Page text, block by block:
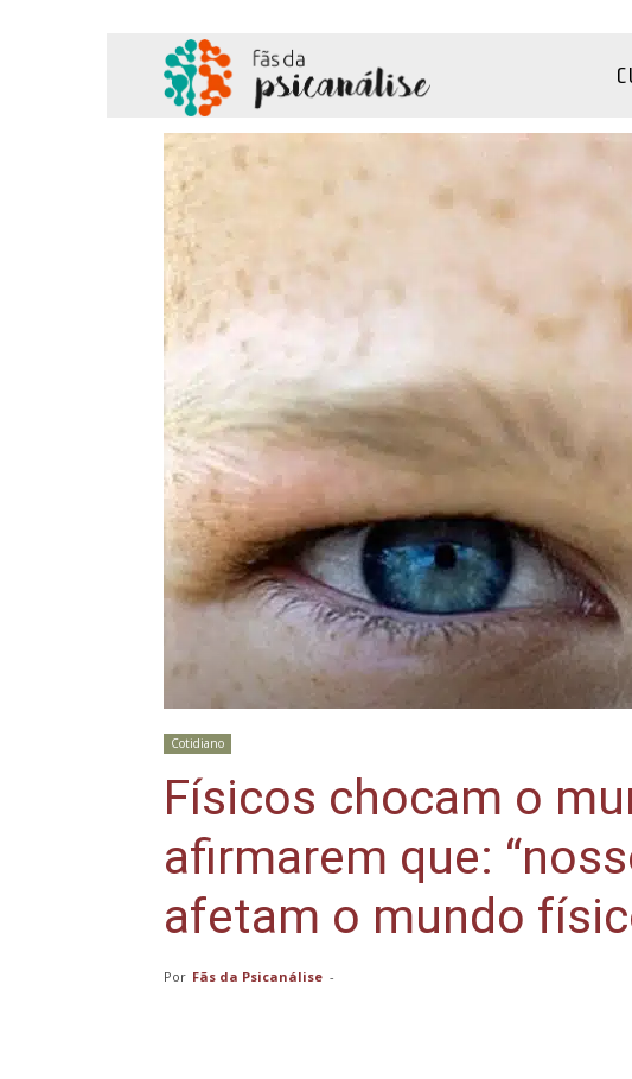
Cotidiano
Físicos chocam o
afirmarem que:
afetam o mundo
Por Fãs da Psicanálise -